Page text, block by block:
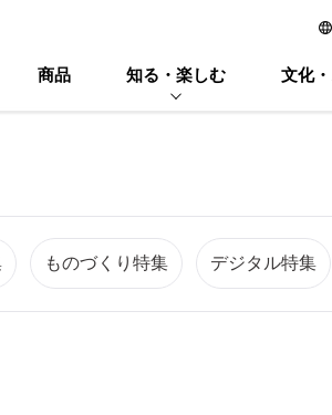
商品 知る・楽しむ 文化
ものづくり特集 デジタル特集